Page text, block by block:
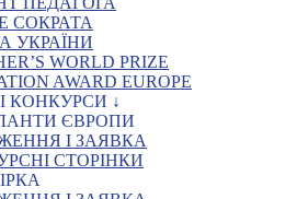
СОКРАТА
УКРАЇНИ
WORLD PRIZE
AWARD EUROPE
КОНКУРСИ ↓
ЄВРОПИ
І ЗАЯВКА
СТОРІНКИ